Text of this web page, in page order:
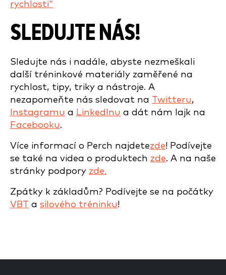
rychlosti“
SLEDUJTE NÁS!
Sledujte nás i nadále, abyste nezmeškali
další tréninkové materiály zaměřené na
rychlost, tipy, triky a nástroje. A
nezapomeňte nás sledovat na Twitteru,
Instagramu a LinkedInu a dát nám lajk na
Facebooku.
Více informací o Perch najdetezde! Podívejte
se také na videa o produktech zde. A na naše
stránky podpory zde.
Zpátky k základům? Podívejte se na počátky
VBT a silového tréninku!